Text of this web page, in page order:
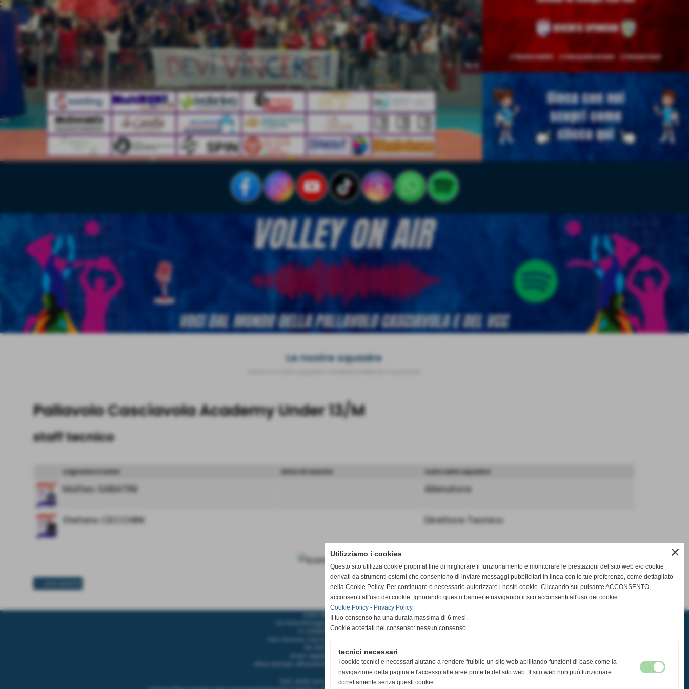
Le nostre squadre
Pallavolo Casciavola Academy Under 13/M
staff tecnico
cognome e nome data di nascita ruolo nella squadra
Matteo SABATINI Allenatore
Stefano CECCHINI Direttore Tecnico
successivo >>
A.S.D. PALLAVOLO CASCIAVOLA
P.I. 02185350507 C.F 93084600506
351 979 3740
segreteria@pallavolocasciavola.it
ufficiostampa@pallavolocasciavola.it-352 0071268
Tutti i diritti sono riservati e soggetti a copyright.
close
Utilizziamo i cookies
Questo sito utilizza cookie propri al fine di migliorare il funzionamento e monitorare le prestazioni del sito web e/o cookie
derivati da strumenti esterni che consentono di inviare messaggi pubblicitari in linea con le tue preferenze, come dettagliato
nella Cookie Policy. Per continuare è necessario autorizzare i nostri cookie. Cliccando sul pulsante ACCONSENTO,
acconsenti all'uso dei cookie. Ignorando questo banner e navigando il sito acconsenti all'uso dei cookie.
Cookie Policy - Privacy Policy
Il tuo consenso ha una durata massima di 6 mesi.
Cookie accettati nel consenso: nessun consenso
tecnici necessari
I cookie tecnici e necessari aiutano a rendere fruibile un sito web abilitando funzioni di base come la
navigazione della pagina e l'accesso alle aree protette del sito web. Il sito web non può funzionare
correttamente senza questi cookie.